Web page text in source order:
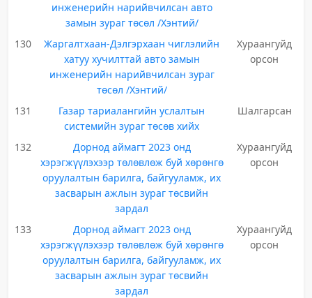
инженерийн нарийвчилсан авто
замын зураг төсөл /Хэнтий/
130
Жаргалтхаан-Дэлгэрхаан чиглэлийн
хатуу хучилттай авто замын
инженерийн нарийвчилсан зураг
төсөл /Хэнтий/
Хураангуйд
орсон
131
Газар тариалангийн услалтын
системийн зураг төсөв хийх
Шалгарсан
132
Дорнод аймагт 2023 онд
хэрэгжүүлэхээр төлөвлөж буй хөрөнгө
оруулалтын барилга, байгууламж, их
засварын ажлын зураг төсвийн
зардал
Хураангуйд
орсон
133
Дорнод аймагт 2023 онд
хэрэгжүүлэхээр төлөвлөж буй хөрөнгө
оруулалтын барилга, байгууламж, их
засварын ажлын зураг төсвийн
зардал
Хураангуйд
орсон